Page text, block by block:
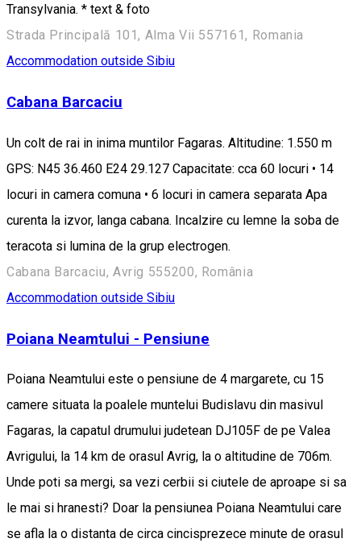
Transylvania. * text & foto
Strada Principală 101, Alma Vii 557161, Romania
Accommodation outside Sibiu
Cabana Barcaciu
Un colt de rai in inima muntilor Fagaras. Altitudine: 1.550 m
GPS: N45 36.460 E24 29.127 Capacitate: cca 60 locuri • 14
locuri in camera comuna • 6 locuri in camera separata Apa
curenta la izvor, langa cabana. Incalzire cu lemne la soba de
teracota si lumina de la grup electrogen.
Cabana Barcaciu, Avrig 555200, România
Accommodation outside Sibiu
Poiana Neamtului - Pensiune
Poiana Neamtului este o pensiune de 4 margarete, cu 15
camere situata la poalele muntelui Budislavu din masivul
Fagaras, la capatul drumului judetean DJ105F de pe Valea
Avrigului, la 14 km de orasul Avrig, la o altitudine de 706m.
Unde poti sa mergi, sa vezi cerbii si ciutele de aproape si sa
le mai si hranesti? Doar la pensiunea Poiana Neamtului care
se afla la o distanta de circa cincisprezece minute de orasul